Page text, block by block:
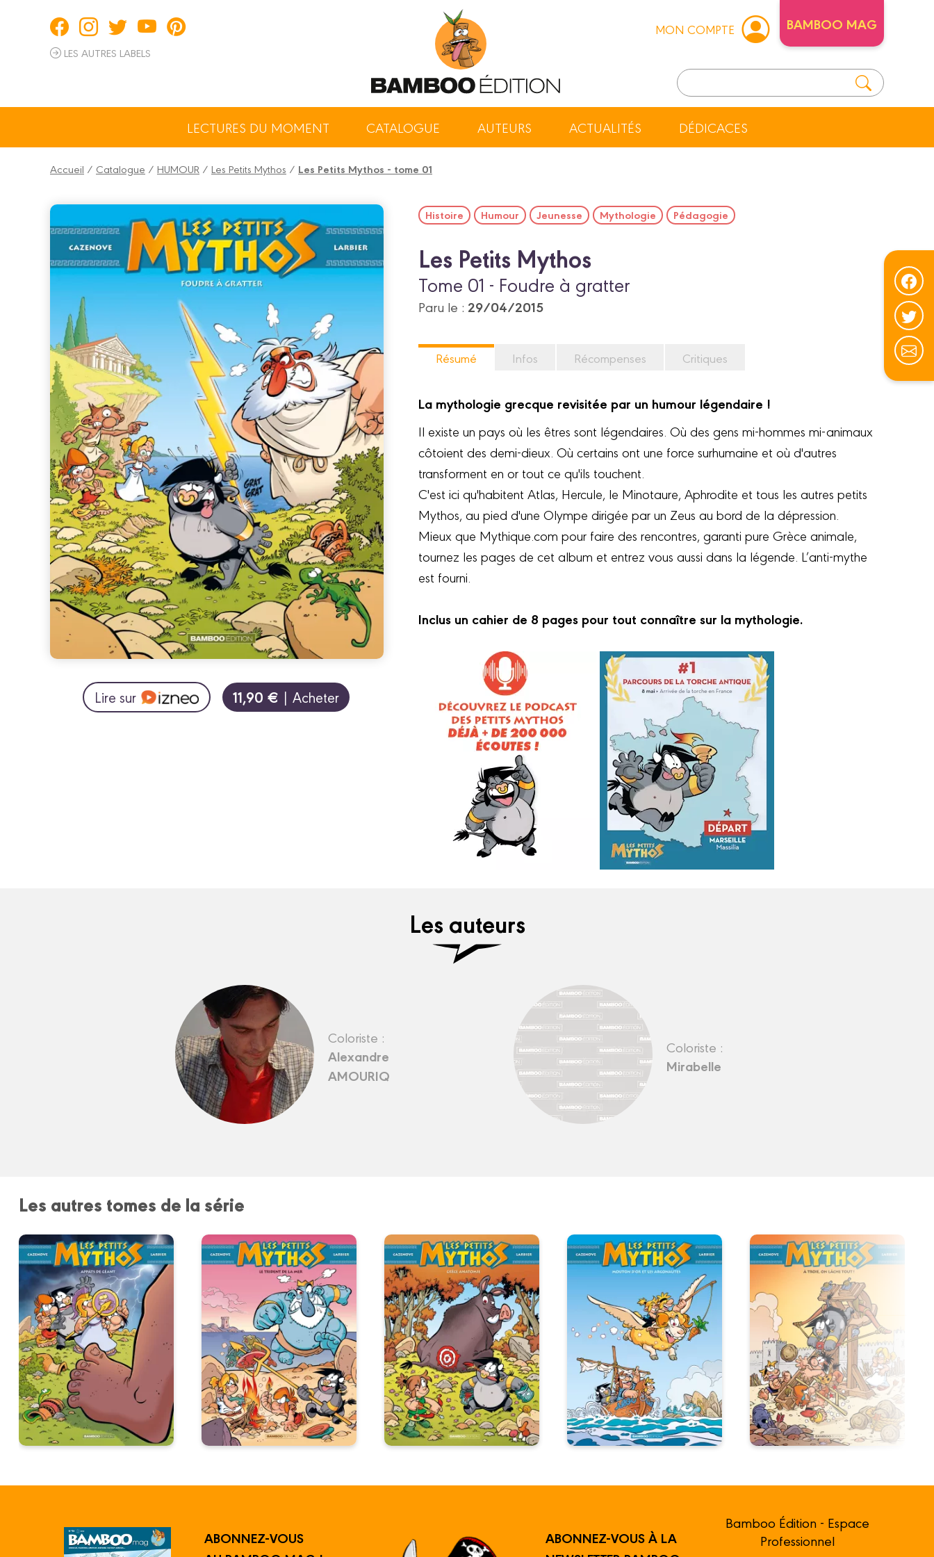
LES AUTRES LABELS
MON COMPTE BAMBOO MAG
LECTURES DU MOMENT CATALOGUE AUTEURS ACTUALITÉS DÉDICACES
Accueil / Catalogue / HUMOUR / Les Petits Mythos / Les Petits Mythos - tome 01
Lire sur 11,90 € | Acheter
Histoire Humour Jeunesse Mythologie Pédagogie
Les Petits Mythos
Tome 01 - Foudre à gratter
Paru le : 29/04/2015
Résumé Infos Récompenses Critiques
La mythologie grecque revisitée par un humour légendaire !
Il existe un pays où les êtres sont légendaires. Où des gens mi-hommes mi-animaux
côtoient des demi-dieux. Où certains ont une force surhumaine et où d'autres
transforment en or tout ce qu'ils touchent.
C'est ici qu'habitent Atlas, Hercule, le Minotaure, Aphrodite et tous les autres petits
Mythos, au pied d'une Olympe dirigée par un Zeus au bord de la dépression.
Mieux que Mythique.com pour faire des rencontres, garanti pure Grèce animale,
tournez les pages de cet album et entrez vous aussi dans la légende. L’anti-mythe
est fourni.
Inclus un cahier de 8 pages pour tout connaître sur la mythologie.
Les auteurs
Coloriste :
Alexandre
AMOURIQ
Coloriste :
Mirabelle
Les autres tomes de la série
ABONNEZ-VOUS
ABONNEZ-VOUS À LA
Bamboo Édition - Espace
Professionnel